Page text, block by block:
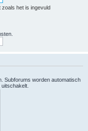
het is ingevuld
Subforums worden automatisch